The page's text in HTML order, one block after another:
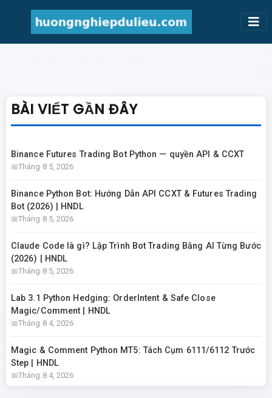
BÀI VIẾT GẦN ĐÂY
Binance Futures Trading Bot Python — quyền API & CCXT
Tháng 8 5, 2026
Binance Python Bot: Hướng Dẫn API CCXT & Futures Trading
Bot (2026) | HNDL
Tháng 8 5, 2026
Claude Code là gì? Lập Trình Bot Trading Bằng AI Từng Bước
(2026) | HNDL
Tháng 8 5, 2026
Lab 3.1 Python Hedging: OrderIntent & Safe Close
Magic/Comment | HNDL
Tháng 8 4, 2026
Magic & Comment Python MT5: Tách Cụm 6111/6112 Trước
Step | HNDL
Tháng 8 4, 2026